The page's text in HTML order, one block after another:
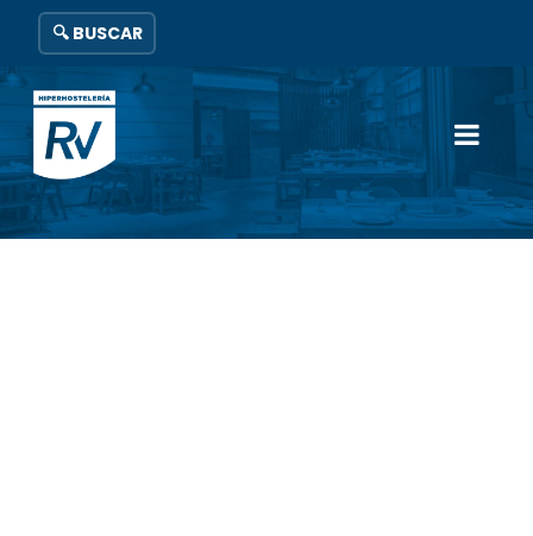
🔍 BUSCAR